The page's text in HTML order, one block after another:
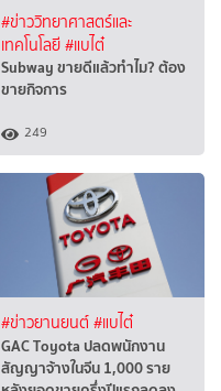
#ข่าววิทยาศาสตร์และ
เทคโนโลยี#แบไต๋
Subway ขายดีแล้วทำไม? ต้อง
ขายกิจการ
249
#ข่าวยานยนต์#แบไต๋
GAC Toyota ปลดพนักงาน
สัญญาจ้างในจีน 1,000 ราย